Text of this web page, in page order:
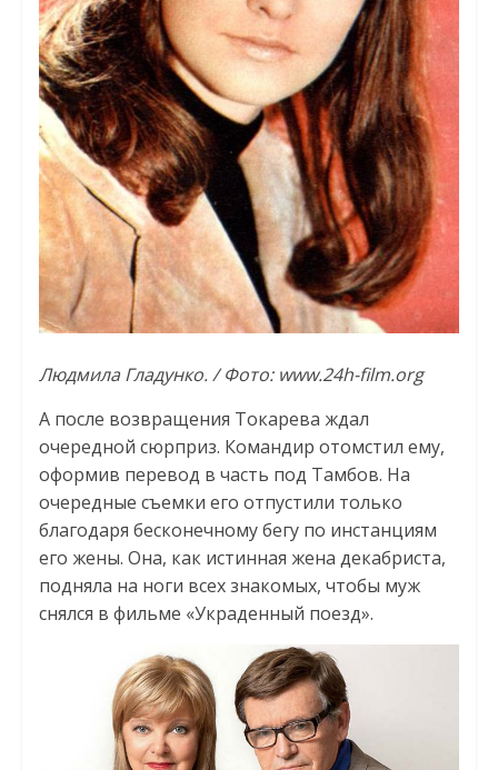
Людмила Гладунко. / Фото: www.24h-film.org
А после возвращения Токарева ждал
очередной сюрприз. Командир отомстил ему,
оформив перевод в часть под Тамбов. На
очередные съемки его отпустили только
благодаря бесконечному бегу по инстанциям
его жены. Она, как истинная жена декабриста,
подняла на ноги всех знакомых, чтобы муж
снялся в фильме «Украденный поезд».